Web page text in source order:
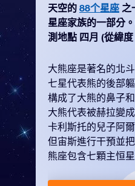
天空的 88个星座 之
星座家族的一部分
測地點 四月 (從緯度
大熊座是著名的北
七星代表熊的後部
構成了大熊的鼻子
大熊代表被赫拉變
卡利斯托的兒子阿
但宙斯進行干預並
熊座包含七顆主恒